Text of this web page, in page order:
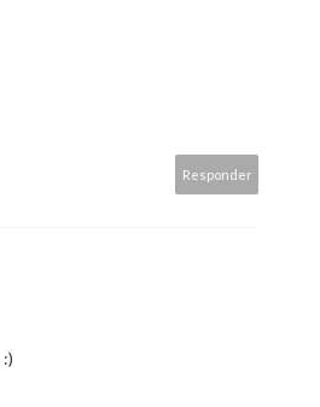
Responder